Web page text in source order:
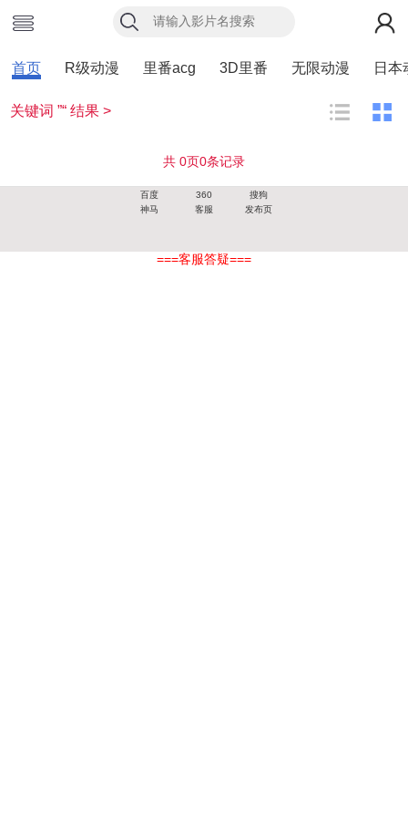
首页 R级动漫 里番acg 3D里番 无限动漫 日本
关键词 ”“ 结果 >
共 0页0条记录
百度 360
搜狗
神马
客服 发布页
===客服答疑===